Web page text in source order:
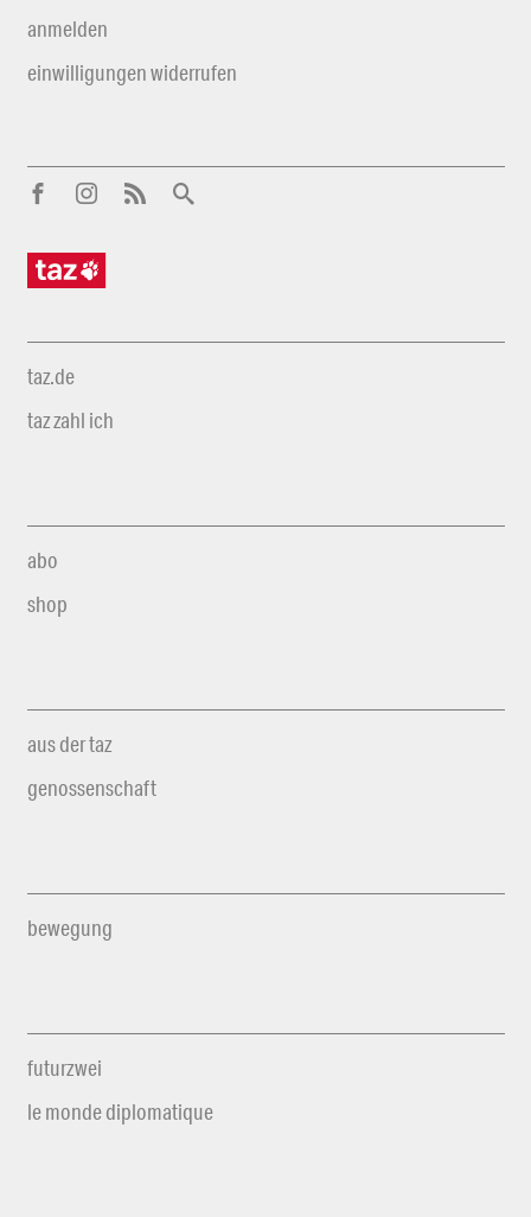
anmelden
einwilligungen widerrufen
taz.de
taz zahl ich
abo
shop
aus der taz
genossenschaft
bewegung
futurzwei
le monde diplomatique